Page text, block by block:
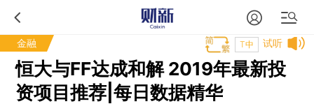
金融 试听
T中
恒大与FF达成和解 2019年最新投
资项目推荐|每日数据精华